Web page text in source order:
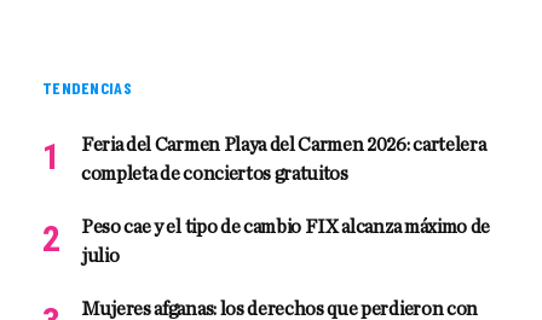
TENDENCIAS
Feria del Carmen Playa del Carmen 2026: cartelera
completa de conciertos gratuitos
Peso cae y el tipo de cambio FIX alcanza máximo de
julio
Mujeres afganas: los derechos que perdieron con